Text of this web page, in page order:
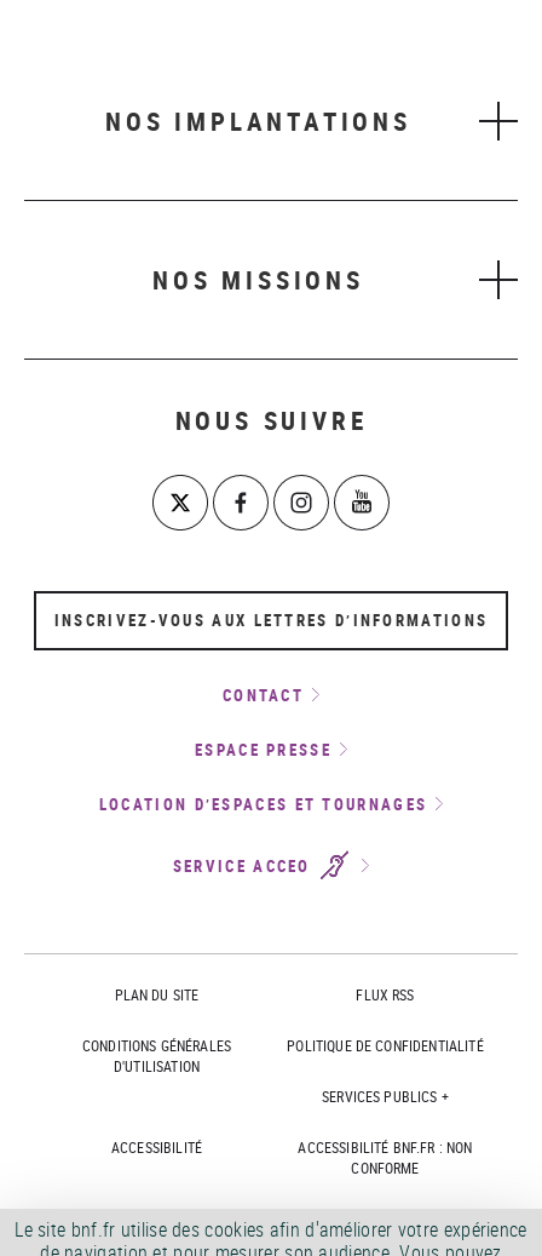
NOS IMPLANTATIONS
NOS MISSIONS
NOUS SUIVRE
INSCRIVEZ-VOUS AUX LETTRES D’INFORMATIONS
CONTACT
ESPACE PRESSE
LOCATION D’ESPACES ET TOURNAGES
SERVICE ACCEO
PLAN DU SITE FLUX RSS
CONDITIONS GÉNÉRALES
D'UTILISATION
POLITIQUE DE CONFIDENTIALITÉ
SERVICES PUBLICS +
ACCESSIBILITÉ
ACCESSIBILITÉ BNF.FR : NON
CONFORME
MARCHÉS PUBLICS OFFRES D'EMPLOI
Le site bnf.fr utilise des cookies afin d'améliorer votre expérience